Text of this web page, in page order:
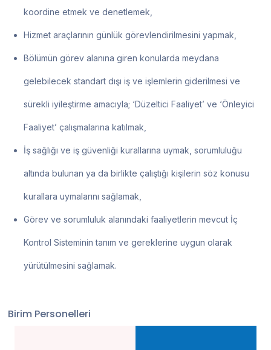
koordine etmek ve denetlemek,
Hizmet araçlarının günlük görevlendirilmesini yapmak,
Bölümün görev alanına giren konularda meydana
gelebilecek standart dışı iş ve işlemlerin giderilmesi ve
sürekli iyileştirme amacıyla; ‘Düzeltici Faaliyet’ ve ‘Önleyici
Faaliyet’ çalışmalarına katılmak,
İş sağlığı ve iş güvenliği kurallarına uymak, sorumluluğu
altında bulunan ya da birlikte çalıştığı kişilerin söz konusu
kurallara uymalarını sağlamak,
Görev ve sorumluluk alanındaki faaliyetlerin mevcut İç
Kontrol Sisteminin tanım ve gereklerine uygun olarak
yürütülmesini sağlamak.
Birim Personelleri